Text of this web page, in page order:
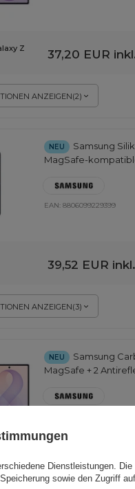
ANZEIGEN(2)
Z
37,20 EUR
NEU
Samsung
MagSafe-
EAN: 8806099229399
ANZEIGEN(3)
39,52 EUR
NEU
Samsung
MagSafe + 2
Z
67,42 EUR
Dienstleistungen. Die
sowie den Zugriff